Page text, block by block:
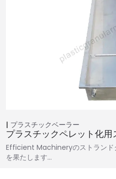
プラスチックベーラー
プラスチックペレット化
Efficient Machineryのストランド
を果たします…